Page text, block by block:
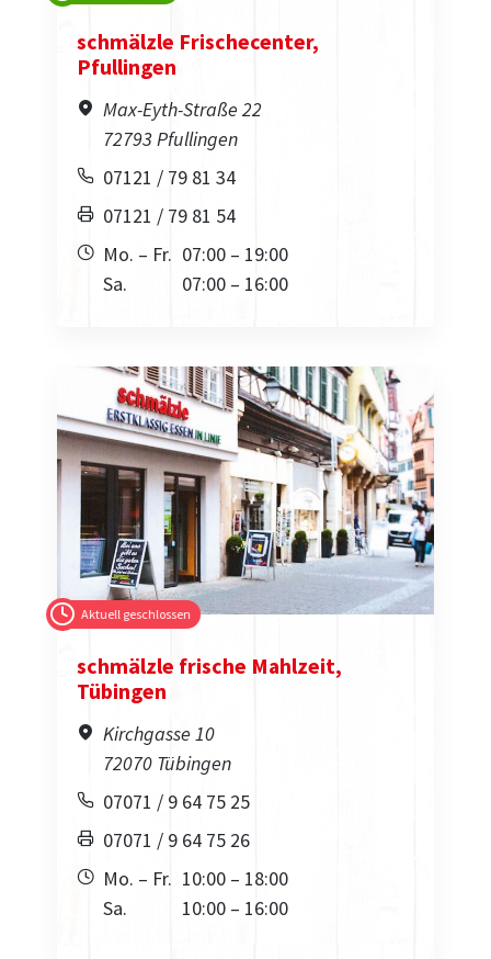
schmälzle Frischecenter,
Pfullingen
Max-Eyth-Straße 22
72793 Pfullingen
07121 / 79 81 34
07121 / 79 81 54
Mo. – Fr. 07:00 – 19:00
Sa.
07:00 – 16:00
Aktuell geschlossen
schmälzle frische Mahlzeit,
Tübingen
Kirchgasse 10
72070 Tübingen
07071 / 9 64 75 25
07071 / 9 64 75 26
Mo. – Fr. 10:00 – 18:00
Sa.
10:00 – 16:00